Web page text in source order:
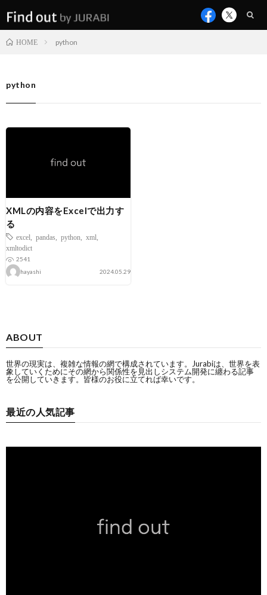
HOME python
python
XMLの内容をExcelで出力す
る
excel pandas python xml
xmltodict
2541
hayashi
2024.05.29
ABOUT
世界の現実は、複雑な情報の網で構成されています。Jurabiは、世界を表
象していくためにその網から関係性を見出しシステム開発に纏わる記事
を公開していきます。皆様のお役に立てれば幸いです。
最近の人気記事